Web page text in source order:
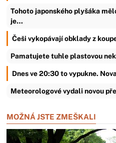
Tohoto japonského plyšáka
je…
Češi vykopávají obklady z
Pamatujete tuhle plastovou
Dnes ve 20:30 to vypukne.
Meteorologové vydali novou
MOŽNÁ JSTE ZMEŠKALI